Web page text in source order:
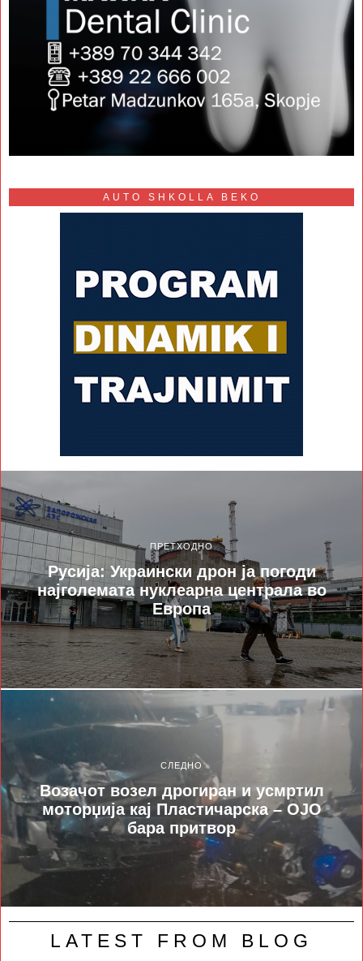
AUTO SHKOLLA BEKO
ПРЕТХОДНО
Русија: Украински дрон ја погоди
најголемата нуклеарна централа во
Европа
СЛЕДНО
Возачот возел дрогиран и усмртил
моторџија кај Пластичарска – ОЈО
бара притвор
LATEST FROM BLOG